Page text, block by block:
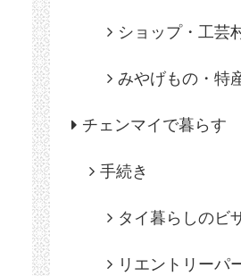
ショップ・工芸
みやげもの・特
チェンマイで暮らす
手続き
タイ暮らしのビ
リエントリーパ